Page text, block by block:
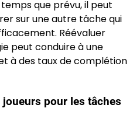
que prévu, il peut
sur une autre tâche qui
Réévaluer
peut conduire à une
à des taux de complétion
joueurs pour les tâches